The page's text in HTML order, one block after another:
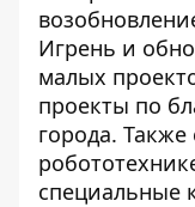
Игрень и
малых
проекты по
города.
специальные